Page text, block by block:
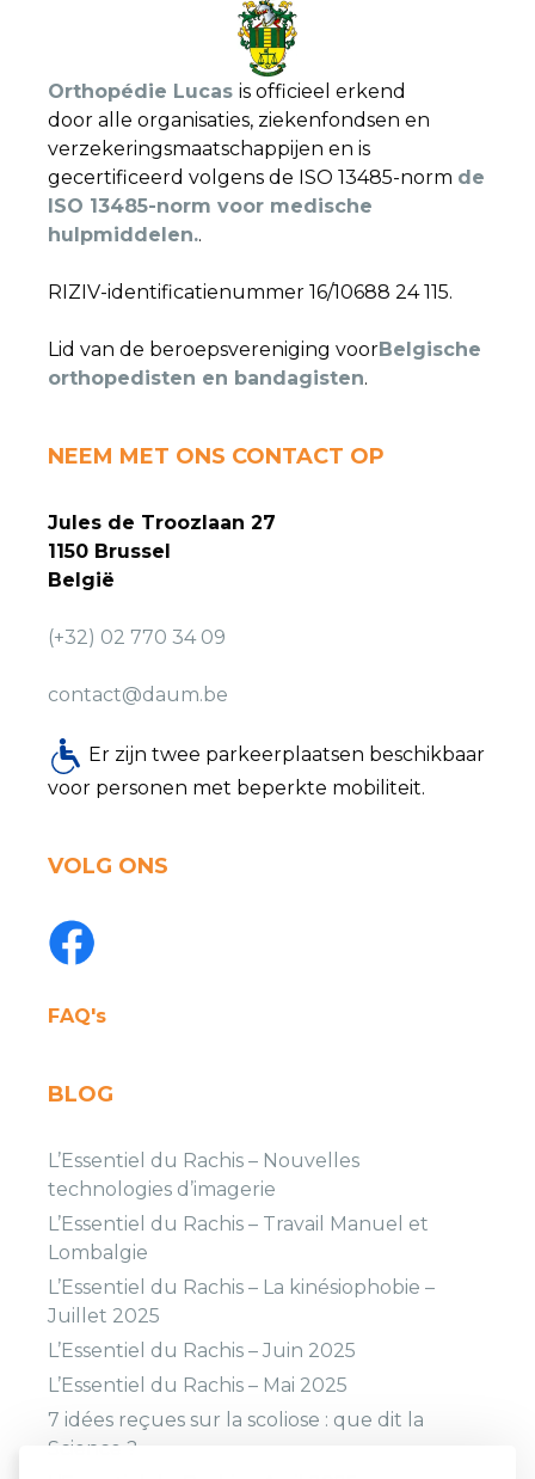
Orthopédie Lucas is officieel erkend
door alle organisaties, ziekenfondsen en
verzekeringsmaatschappijen en is
gecertificeerd volgens de ISO 13485-norm de
ISO 13485-norm voor medische
hulpmiddelen..
RIZIV-identificatienummer 16/10688 24 115.
Lid van de beroepsvereniging voorBelgische
orthopedisten en bandagisten.
NEEM MET ONS CONTACT OP
Jules de Troozlaan 27
1150 Brussel
België
(+32) 02 770 34 09
contact@daum.be
Er zijn twee parkeerplaatsen beschikbaar
voor personen met beperkte mobiliteit.
VOLG ONS
FAQ's
BLOG
L’Essentiel du Rachis – Nouvelles
technologies d’imagerie
L’Essentiel du Rachis – Travail Manuel et
Lombalgie
L’Essentiel du Rachis – La kinésiophobie –
Juillet 2025
L’Essentiel du Rachis – Juin 2025
L’Essentiel du Rachis – Mai 2025
7 idées reçues sur la scoliose : que dit la
Science ?